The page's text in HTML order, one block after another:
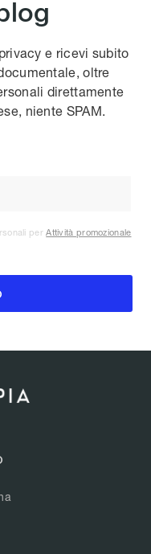
e ricevi subito
oltre
direttamente
niente SPAM.
perAttività promozionale